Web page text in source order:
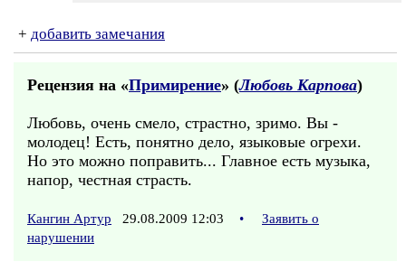
+ добавить замечания
Рецензия на «Примирение» (Любовь Карпова)
Любовь, очень смело, страстно, зримо. Вы -
молодец! Есть, понятно дело, языковые огрехи.
Но это можно поправить... Главное есть музыка,
напор, честная страсть.
Кангин Артур 29.08.2009 12:03 •
Заявить о
нарушении